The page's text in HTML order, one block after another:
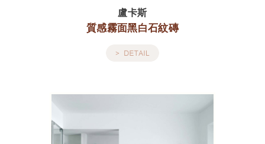
盧卡斯
質感霧面黑白石紋磚